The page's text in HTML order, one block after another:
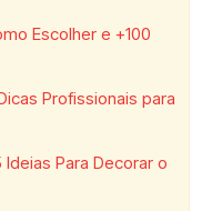
Escolher e +100
Profissionais para
Para Decorar o